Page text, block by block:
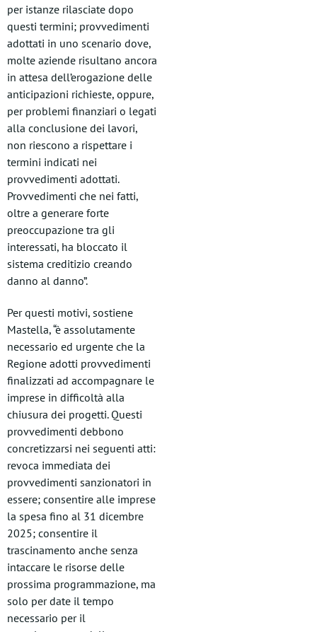
per istanze rilasciate dopo
questi termini; provvedimenti
adottati in uno scenario dove,
molte aziende risultano ancora
in attesa dell’erogazione delle
anticipazioni richieste, oppure,
per problemi finanziari o legati
alla conclusione dei lavori,
non riescono a rispettare i
termini indicati nei
provvedimenti adottati.
Provvedimenti che nei fatti,
oltre a generare forte
preoccupazione tra gli
interessati, ha bloccato il
sistema creditizio creando
danno al danno”.
Per questi motivi, sostiene
Mastella, “è assolutamente
necessario ed urgente che la
Regione adotti provvedimenti
finalizzati ad accompagnare le
imprese in difficoltà alla
chiusura dei progetti. Questi
provvedimenti debbono
concretizzarsi nei seguenti atti:
revoca immediata dei
provvedimenti sanzionatori in
essere; consentire alle imprese
la spesa fino al 31 dicembre
2025; consentire il
trascinamento anche senza
intaccare le risorse delle
prossima programmazione, ma
solo per date il tempo
necessario per il